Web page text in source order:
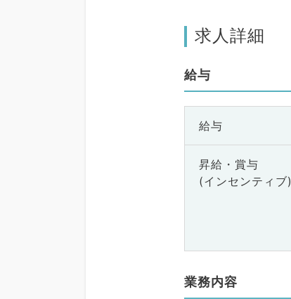
求人詳細
給与
給与
昇給・賞与
(インセンティブ)
業務内容